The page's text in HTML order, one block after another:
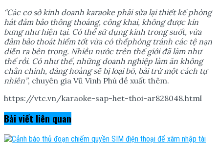
“Các cơsởkinh doanh karaoke phải sửa lại thiết kếphòng
hát đảm bảo thông thoáng, công khai, không được kín
bưng nhưhiện tại. Có thểsửdụng kính trong suốt, vừa
đảm bảo thoát hiểm tốt vừa có thểphòng tránh các tệnạn
diễn ra bên trong. Nhiều nước trên thếgiới đã làm như
thếrồi. Có nhưthế, những doanh nghiệp làm ăn không
chân chính, đàng hoàng sẽbịloại bỏ, bài trừmột cách tự
nhiên”, chuyên gia Vũ Vinh Phú đề xuất thêm.
https://vtc.vn/karaoke-sap-het-thoi-ar828048.html
Bài viết liên quan